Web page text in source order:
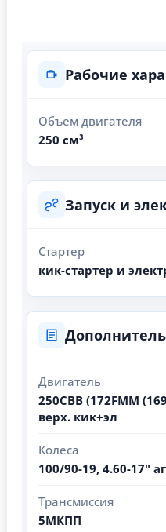
Рабочие
Объем двигателя
250 см³
Запуск и
Стартер
кик-стартер и
Двигатель
250CBB (172FMM
верх. кик+эл
Колеса
100/90-19, 4.60-17"
Трансмиссия
5МКПП